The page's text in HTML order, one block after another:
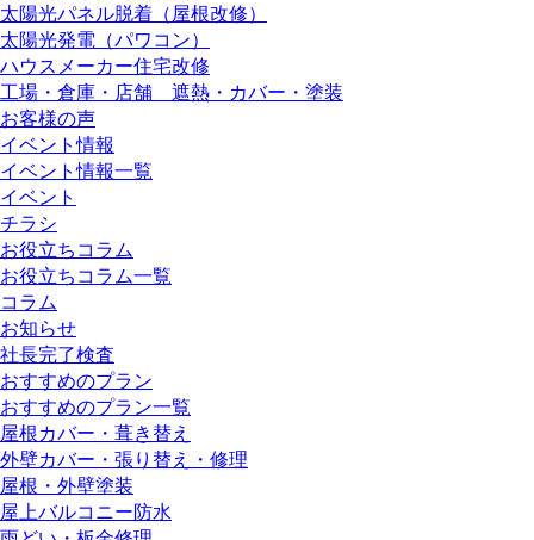
太陽光パネル脱着（屋根改修）
太陽光発電（パワコン）
ハウスメーカー住宅改修
工場・倉庫・店舗 遮熱・カバー・塗装
お客様の声
イベント情報
イベント情報一覧
イベント
チラシ
お役立ちコラム
お役立ちコラム一覧
コラム
お知らせ
社長完了検査
おすすめのプラン
おすすめのプラン一覧
屋根カバー・葺き替え
外壁カバー・張り替え・修理
屋根・外壁塗装
屋上バルコニー防水